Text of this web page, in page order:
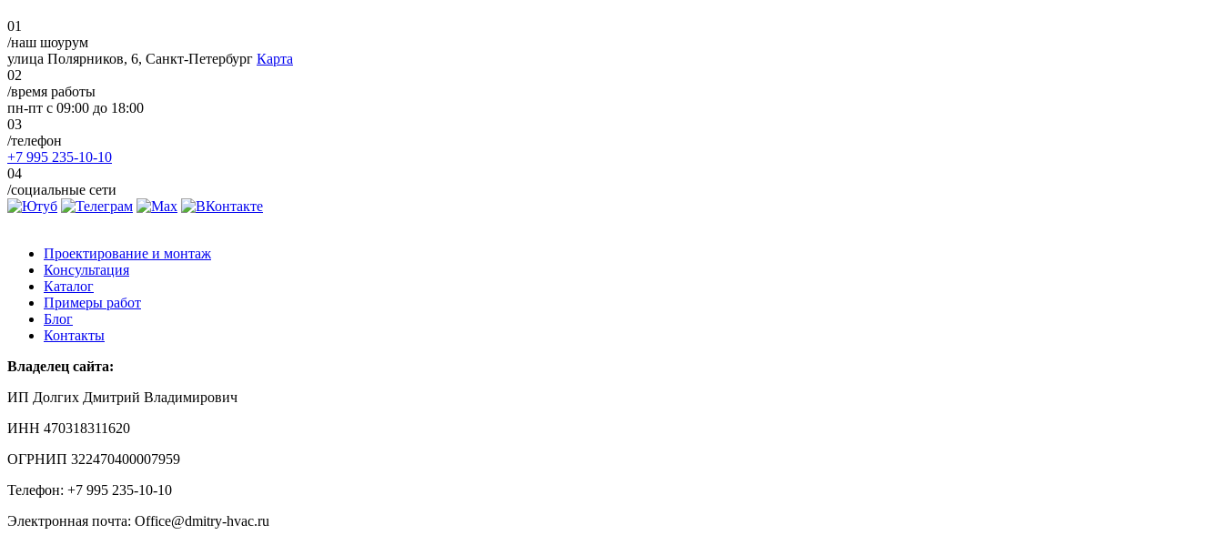
01
/наш шоурум
улица Полярников, 6, Санкт-Петербург Карта
02
/время работы
пн-пт с 09:00 до 18:00
03
/телефон
+7 995 235-10-10
04
/социальные сети
Проектирование и монтаж
Консультация
Каталог
Примеры работ
Блог
Контакты
Владелец сайта:
ИП Долгих Дмитрий Владимирович
ИНН 470318311620
ОГРНИП 322470400007959
Телефон: +7 995 235-10-10
Электронная почта: Office@dmitry-hvac.ru